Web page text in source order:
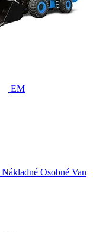
EM
Nákladné Osobné Van